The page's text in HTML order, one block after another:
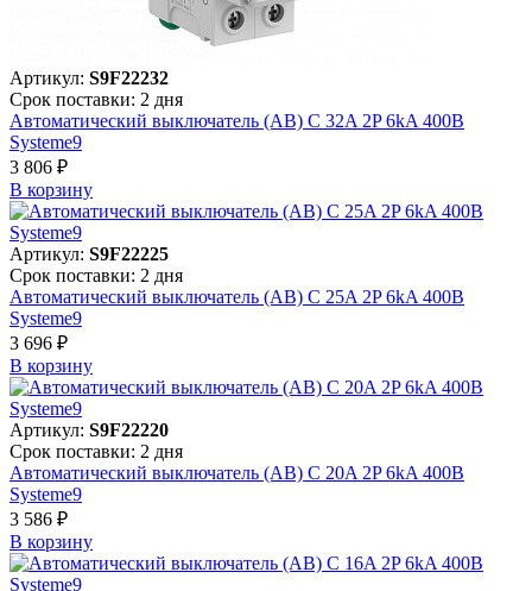
Артикул: S9F22232
Срок поставки: 2 дня
Автоматический выключатель (АВ) C 32A 2P 6kA 400В
Systeme9
3 806 ₽
В корзинy
Артикул: S9F22225
Срок поставки: 2 дня
Автоматический выключатель (АВ) C 25A 2P 6kA 400В
Systeme9
3 696 ₽
В корзинy
Артикул: S9F22220
Срок поставки: 2 дня
Автоматический выключатель (АВ) C 20A 2P 6kA 400В
Systeme9
3 586 ₽
В корзинy